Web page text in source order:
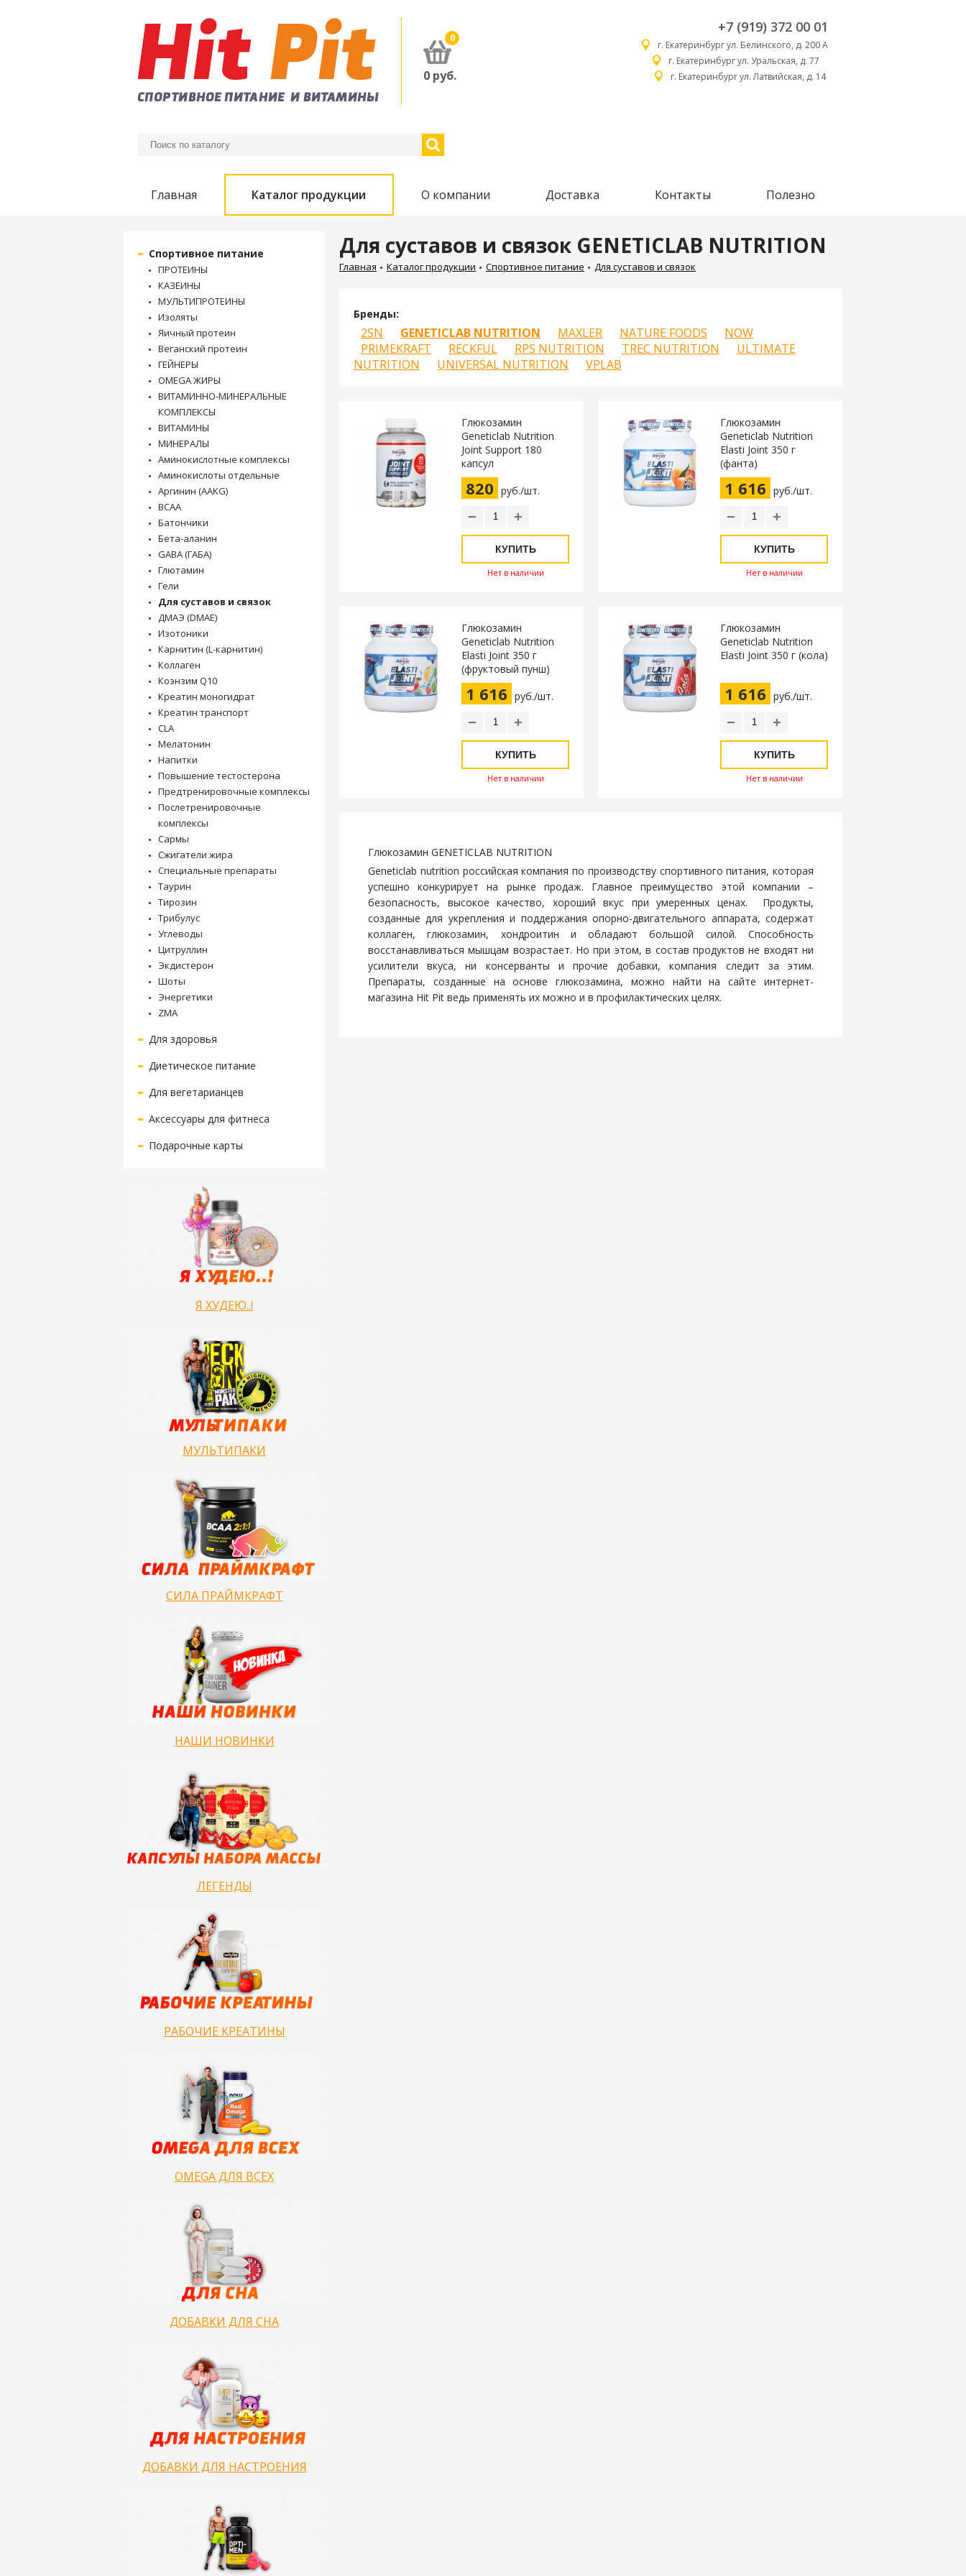
0
0 руб.
+7 (919) 372 00 01
г. Екатеринбург ул. Белинского, д. 200 А
г. Екатеринбург ул. Уральская, д. 77
г. Екатеринбург ул. Латвийская, д. 14
Главная Каталог продукции О компании Доставка Контакты Полезно
Спортивное питание
ПРОТЕИНЫ
КАЗЕИНЫ
МУЛЬТИПРОТЕИНЫ
Изоляты
Яичный протеин
Веганский протеин
ГЕЙНЕРЫ
OMEGA ЖИРЫ
ВИТАМИННО-МИНЕРАЛЬНЫЕ
КОМПЛЕКСЫ
ВИТАМИНЫ
МИНЕРАЛЫ
Аминокислотные комплексы
Аминокислоты отдельные
Аргинин (AAKG)
BCAA
Батончики
Бета-аланин
GABA (ГАБА)
Глютамин
Гели
Для суставов и связок
ДМАЭ (DMAE)
Изотоники
Карнитин (L-карнитин)
Коллаген
Коэнзим Q10
Креатин моногидрат
Креатин транспорт
CLA
Мелатонин
Напитки
Повышение тестостерона
Предтренировочные комплексы
Послетренировочные
комплексы
Сармы
Сжигатели жира
Специальные препараты
Таурин
Тирозин
Трибулус
Углеводы
Цитруллин
Экдистерон
Шоты
Энергетики
ZMA
Для здоровья
Диетическое питание
Для вегетарианцев
Аксессуары для фитнеса
Подарочные карты
Я ХУДЕЮ..!
МУЛЬТИПАКИ
СИЛА ПРАЙМКРАФТ
НАШИ НОВИНКИ
ЛЕГЕНДЫ
РАБОЧИЕ КРЕАТИНЫ
OMEGA ДЛЯ ВСЕХ
ДОБАВКИ ДЛЯ СНА
ДОБАВКИ ДЛЯ НАСТРОЕНИЯ
Для суставов и связок GENETICLAB NUTRITION
Главная Каталог продукции Спортивное питание Для суставов и связок
Бренды:
2SN GENETICLAB NUTRITION MAXLER NATURE FOODS
NOW
PRIMEKRAFT
RECKFUL RPS NUTRITION TREC NUTRITION
ULTIMATE
NUTRITION
UNIVERSAL NUTRITION VPLAB
Глюкозамин
Geneticlab Nutrition
Joint Support 180
капсул
820 руб./шт.
− +
КУПИТЬ
Нет в наличии
Глюкозамин
Geneticlab Nutrition
Elasti Joint 350 г
(фанта)
1 616 руб./шт.
− +
КУПИТЬ
Нет в наличии
Глюкозамин
Geneticlab Nutrition
Elasti Joint 350 г
(фруктовый пунш)
1 616 руб./шт.
− +
КУПИТЬ
Нет в наличии
Глюкозамин
Geneticlab Nutrition
Elasti Joint 350 г (кола)
1 616 руб./шт.
− +
КУПИТЬ
Нет в наличии
Глюкозамин GENETICLAB NUTRITION
Geneticlab nutrition российская компания по производству спортивного питания, которая
успешно конкурирует на рынке продаж. Главное преимущество этой компании –
безопасность, высокое качество, хороший вкус при умеренных ценах. Продукты,
созданные для укрепления и поддержания опорно-двигательного аппарата, содержат
коллаген, глюкозамин, хондроитин и обладают большой силой. Способность
восстанавливаться мышцам возрастает. Но при этом, в состав продуктов не входят ни
усилители вкуса, ни консерванты и прочие добавки, компания следит за этим.
Препараты, созданные на основе глюкозамина, можно найти на сайте интернет-
магазина Hit Pit ведь применять их можно и в профилактических целях.